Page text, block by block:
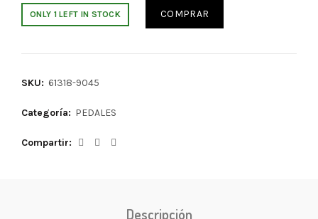
ONLY 1 LEFT IN STOCK COMPRAR
SKU: 61318-9045
Categoría: PEDALES
Compartir
Descripción